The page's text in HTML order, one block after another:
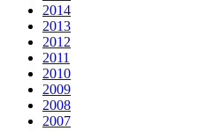
2014
2013
2012
2011
2010
2009
2008
2007